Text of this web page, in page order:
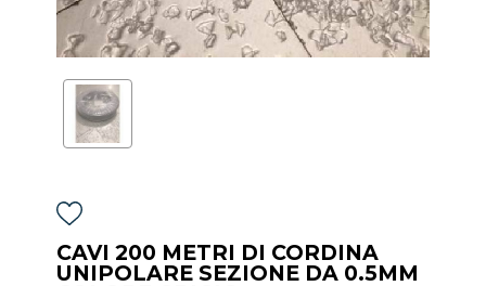
CAVI 200 METRI DI CORDINA
UNIPOLARE SEZIONE DA 0.5MM